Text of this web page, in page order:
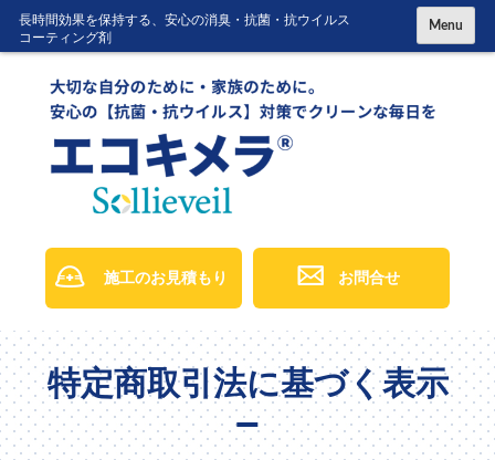
長時間効果を保持する、安心の消臭・抗菌・抗ウイルス
コーティング剤
施工のお見積もり お問合せ
Menu
特定商取引法に基づく表示